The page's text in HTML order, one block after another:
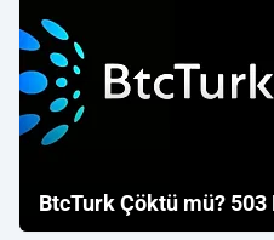
BtcTurk Çöktü mü? 503